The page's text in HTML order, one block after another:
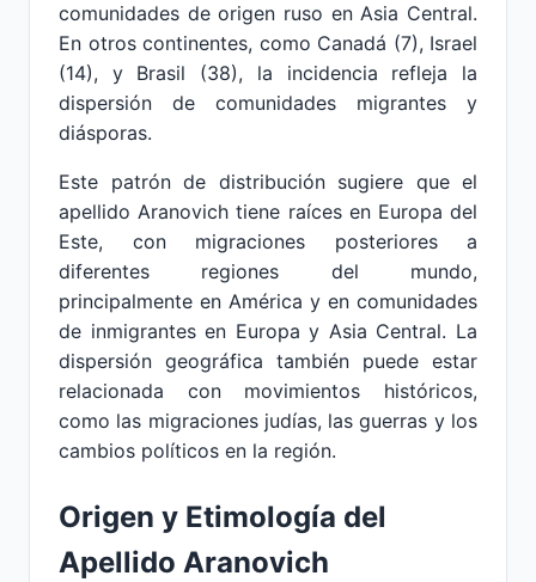
comunidades de origen ruso en Asia Central.
En otros continentes, como Canadá (7), Israel
(14), y Brasil (38), la incidencia refleja la
dispersión de comunidades migrantes y
diásporas.
Este patrón de distribución sugiere que el
apellido Aranovich tiene raíces en Europa del
Este, con migraciones posteriores a
diferentes regiones del mundo,
principalmente en América y en comunidades
de inmigrantes en Europa y Asia Central. La
dispersión geográfica también puede estar
relacionada con movimientos históricos,
como las migraciones judías, las guerras y los
cambios políticos en la región.
Origen y Etimología del
Apellido Aranovich